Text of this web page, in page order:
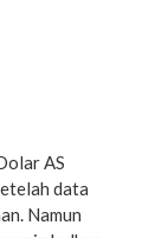
AS
data
Namun